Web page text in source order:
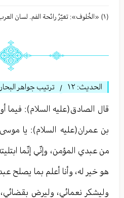
(١) «الخُلوف»: تغیّرُ رائحة الفم. لسان العرب، ج٩، ص٩٣.
الحديث: ١٢ / ترتيب جواهر
قال الصادق(عليه السلام): فيما
بن عمران(عليه السلام): يا
من عبدي المؤمن، وإنّي إنّما
هو خير له، وأنا أعلم بما يصلح
وليشكر نعمائي، وليرض